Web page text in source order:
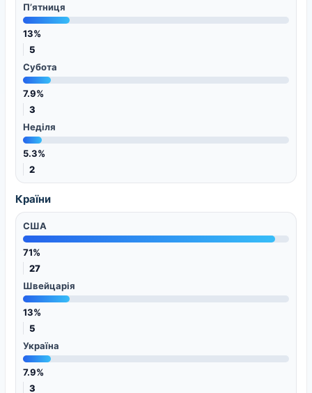
П’ятниця
13%
5
Субота
7.9%
3
Неділя
5.3%
2
Країни
США
71%
27
Швейцарія
13%
5
Україна
7.9%
3